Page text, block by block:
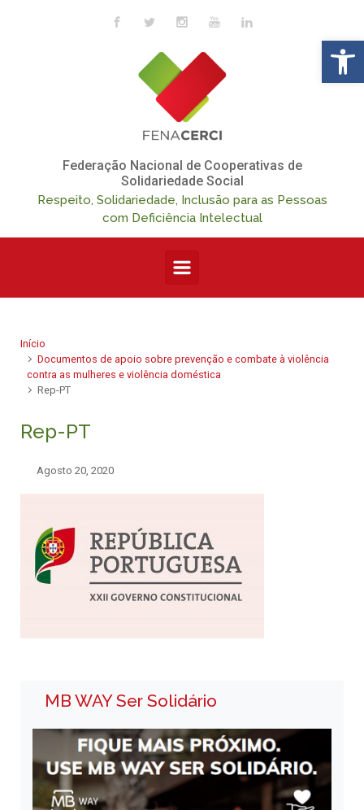
Skip to main content
Federação Nacional de Cooperativas de
Solidariedade Social
Respeito, Solidariedade, Inclusão para as Pessoas
com Deficiência Intelectual
Início
Documentos de apoio sobre prevenção e combate à violência
contra as mulheres e violência doméstica
Rep-PT
Rep-PT
Agosto 20, 2020
MB WAY Ser Solidário